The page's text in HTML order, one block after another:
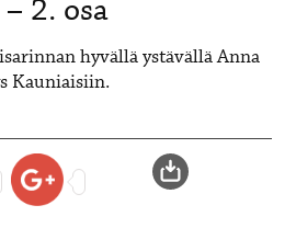
2. osa
hyvällä ystävällä Anna
Kauniaisiin.